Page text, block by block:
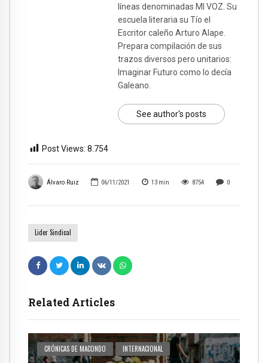
Álvaro Ruiz 06/11/2021 13 min 8754 0
Lider Sindical
Related Articles
CRÓNICAS DE MACONDO INTERNACIONAL
líneas denominadas MI VOZ. Su
escuela literaria su Tío el
Escritor caleño Arturo Alape.
Prepara compilación de sus
trazos diversos pero unitarios:
Imaginar Futuro como lo decía
Galeano.
See author's posts
Post Views: 8.754